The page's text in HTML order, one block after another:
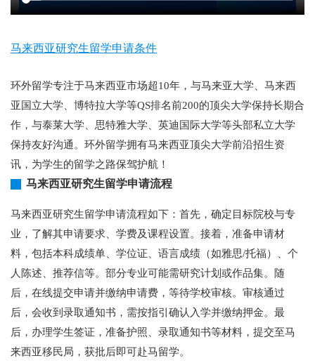
马来西亚研究生留学申请条件
环外留学专注于马来西亚市场超10年，与马来亚大学、马来西
亚国立大学、博特拉大学等QS排名前200的顶尖大学保持长期合
作，与泰莱大学、思特雅大学、英迪国际大学等头部私立大学
保持友好沟通。环外留学拥有马来西亚顶尖大学前沿招生资
讯，为学生的留学之路保驾护航！
马来西亚研究生留学申请流程
马来西亚研究生留学申请流程如下：首先，确定目标院校与专
业，了解其申请要求、学费及课程设置。接着，准备申请材
料，包括本科成绩单、学位证、语言成绩（如雅思/托福）、个
人陈述、推荐信等。部分专业可能需研究计划或作品集。随
后，在线提交申请并缴纳申请费，等待学校审核。审核通过
后，会收到录取通知书，需按指引确认入学并缴纳押金。最
后，办理学生签证，准备护照、录取通知书等材料，提交至马
来西亚移民局，获批后即可赴马留学。